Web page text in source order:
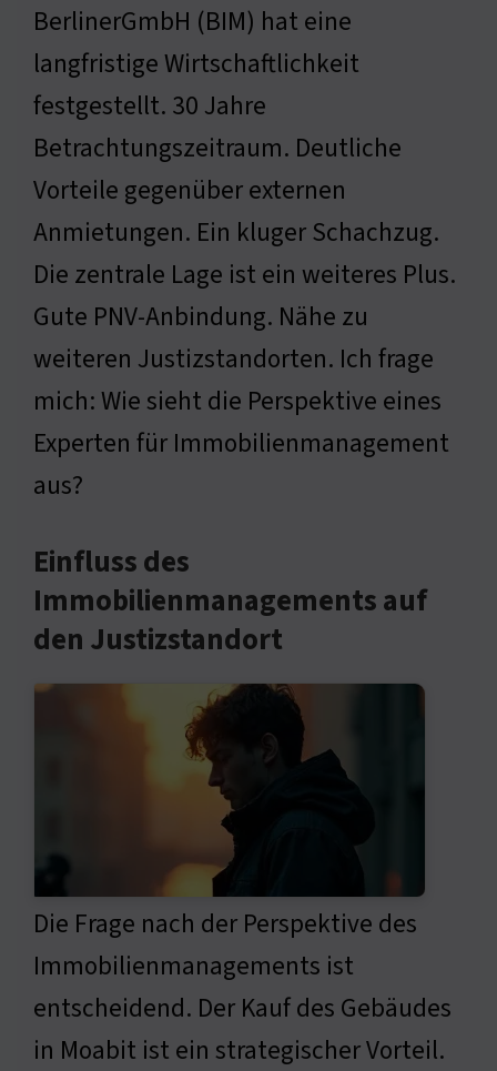
BerlinerGmbH (BIM) hat eine
langfristige Wirtschaftlichkeit
festgestellt. 30 Jahre
Betrachtungszeitraum. Deutliche
Vorteile gegenüber externen
Anmietungen. Ein kluger Schachzug.
Die zentrale Lage ist ein weiteres Plus.
Gute PNV-Anbindung. Nähe zu
weiteren Justizstandorten. Ich frage
mich: Wie sieht die Perspektive eines
Experten für Immobilienmanagement
aus?
Einfluss des
Immobilienmanagements auf
den Justizstandort
Die Frage nach der Perspektive des
Immobilienmanagements ist
entscheidend. Der Kauf des Gebäudes
in Moabit ist ein strategischer Vorteil.